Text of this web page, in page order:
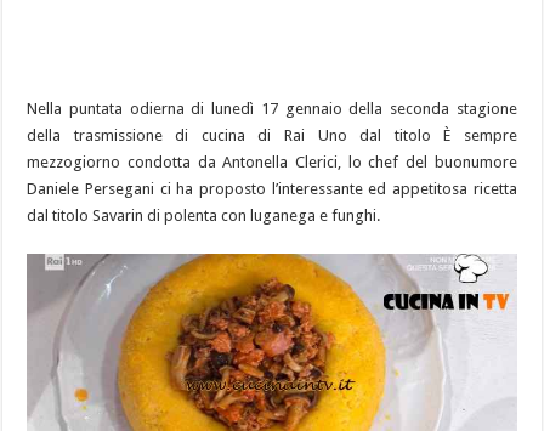
Nella puntata odierna di lunedì 17 gennaio della seconda stagione
della trasmissione di cucina di Rai Uno dal titolo È sempre
mezzogiorno condotta da Antonella Clerici, lo chef del buonumore
Daniele Persegani ci ha proposto l’interessante ed appetitosa ricetta
dal titolo Savarin di polenta con luganega e funghi.